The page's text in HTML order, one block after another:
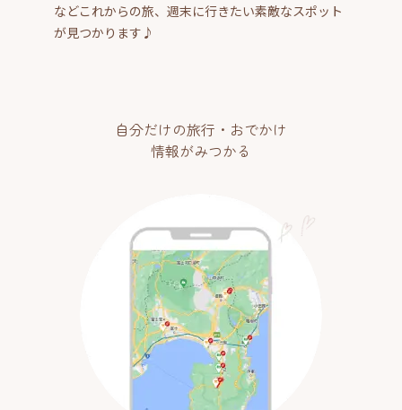
などこれからの旅、週末に行きたい素敵なスポット
が見つかります♪
自分だけの旅行・おでかけ
情報がみつかる